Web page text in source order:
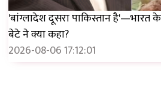
'बांग्लादेश दूसरा पाकिस्तान है'—भारत
बेटे ने क्या कहा?
2026-08-06 17:12:01